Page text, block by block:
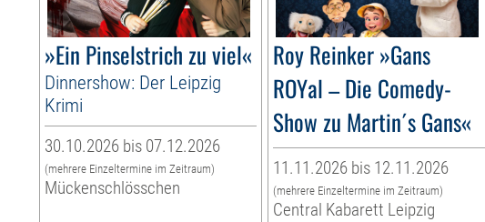
»Ein Pinselstrich zu viel«
Dinnershow: Der Leipzig
Krimi
30.10.2026 bis 07.12.2026
(mehrere Einzeltermine im Zeitraum)
Mückenschlösschen
Roy Reinker »Gans
ROYal – Die Comedy-
Show zu Martin´s Gans«
11.11.2026 bis 12.11.2026
(mehrere Einzeltermine im Zeitraum)
Central Kabarett Leipzig